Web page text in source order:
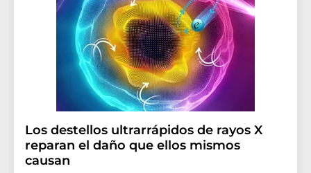
Los destellos ultrarrápidos de rayos X
reparan el daño que ellos mismos
causan